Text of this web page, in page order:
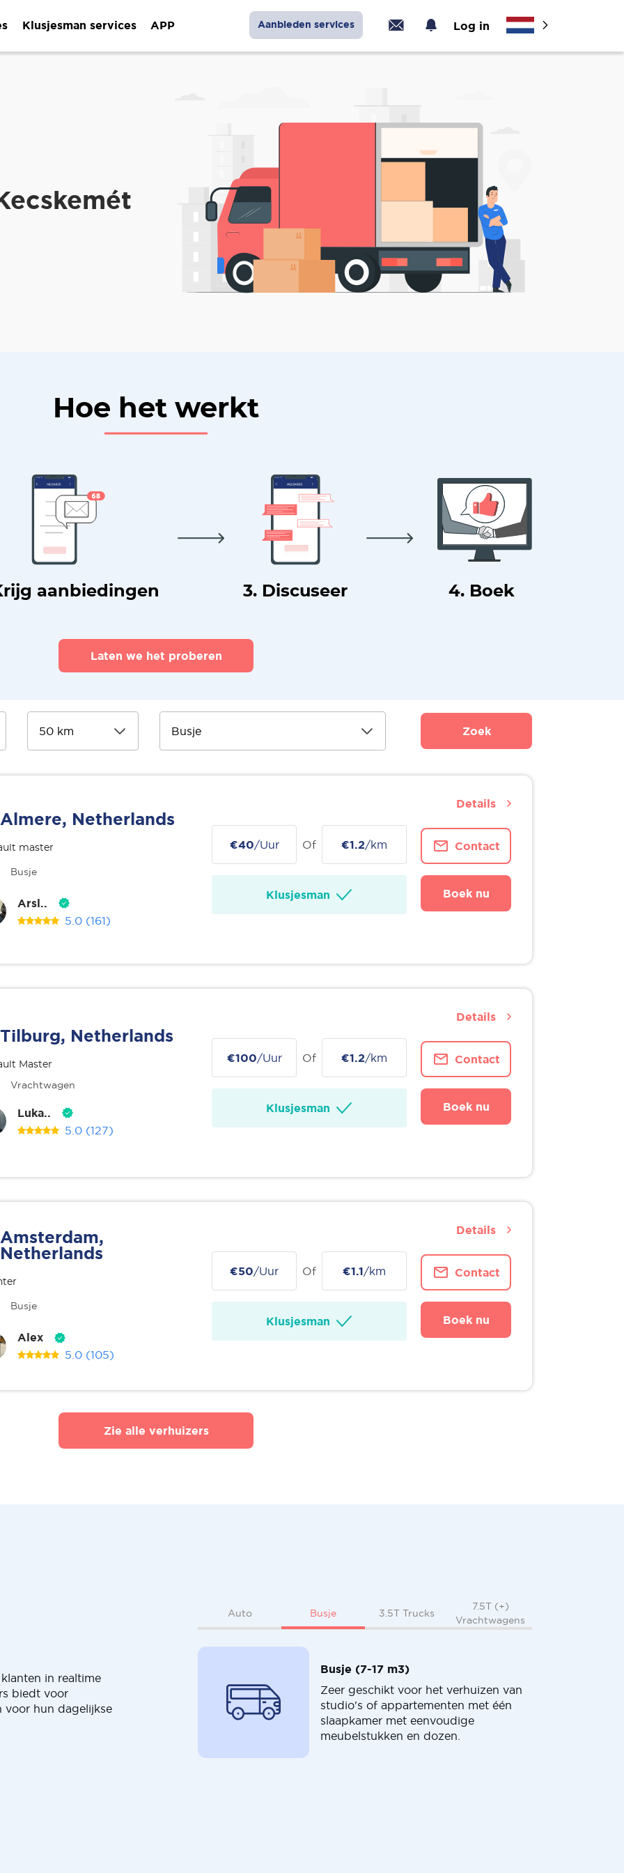
Klusjesman services APP Aanbieden services Log in
Hoe het werkt
aanbiedingen 3. Discuseer 4. Boek
Laten we het proberen
Zoek
Almere, Netherlands
master
Busje
Arsl..
5.0 (161)
€40/Uur Of €1.2/km
Klusjesman
Contact
Boek nu
Details
Tilburg, Netherlands
Master
Vrachtwagen
Luka..
5.0 (127)
€100/Uur Of €1.2/km
Klusjesman
Contact
Boek nu
Details
Amsterdam,
Netherlands
Busje
Alex
5.0 (105)
€50/Uur Of €1.1/km
Klusjesman
Contact
Boek nu
Details
Zie alle verhuizers
in realtime
biedt voor
voor hun dagelijkse
Auto Busje 3.5T Trucks
7.5T (+)
Vrachtwagens
Busje (7-17 m3)
Zeer geschikt voor het verhuizen van
studio's of appartementen met één
slaapkamer met eenvoudige
meubelstukken en dozen.